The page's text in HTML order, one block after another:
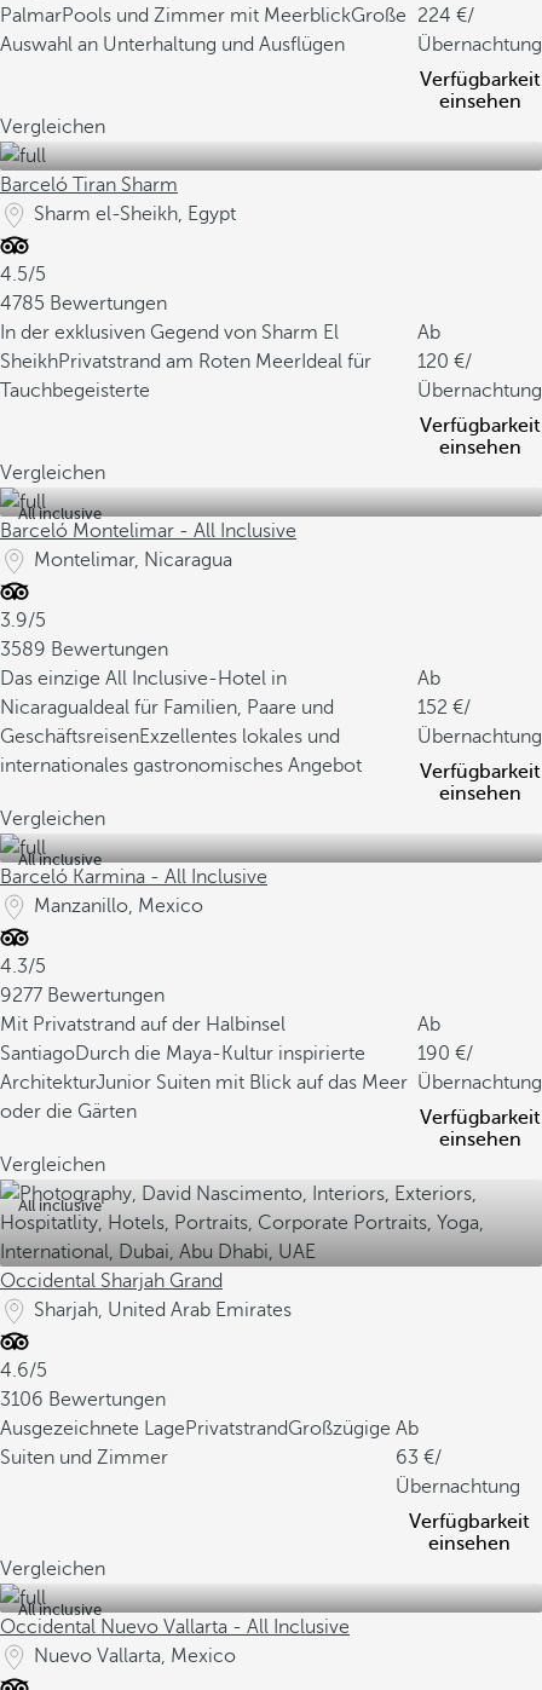
PalmarPools und Zimmer mit MeerblickGroße
Auswahl an Unterhaltung und Ausflügen
224
/
Übernachtung
Verfügbarkeit
einsehen
Vergleichen
Barceló Tiran Sharm
Sharm el-Sheikh, Egypt
4.5/5
4785 Bewertungen
In der exklusiven Gegend von Sharm El
SheikhPrivatstrand am Roten Meer Ideal für
Tauchbegeisterte
Ab
120
/
Übernachtung
Verfügbarkeit
einsehen
Vergleichen
All inclusive
Barceló Montelimar - All Inclusive
Montelimar, Nicaragua
3.9/5
3589 Bewertungen
Das einzige All Inclusive-Hotel in
Nicaragua Ideal für Familien, Paare und
GeschäftsreisenExzellentes lokales und
internationales gastronomisches Angebot
Ab
152
/
Übernachtung
Verfügbarkeit
einsehen
Vergleichen
All inclusive
Barceló Karmina - All Inclusive
Manzanillo, Mexico
4.3/5
9277 Bewertungen
Mit Privatstrand auf der Halbinsel
SantiagoDurch die Maya-Kultur inspirierte
ArchitekturJunior Suiten mit Blick auf das Meer
oder die Gärten
Ab
190
/
Übernachtung
Verfügbarkeit
einsehen
Vergleichen
All inclusive
Occidental Sharjah Grand
Sharjah, United Arab Emirates
4.6/5
3106 Bewertungen
Ausgezeichnete LagePrivatstrandGroßzügige
Suiten und Zimmer
Ab
63
/
Übernachtung
Verfügbarkeit
einsehen
Vergleichen
All inclusive
Occidental Nuevo Vallarta - All Inclusive
Nuevo Vallarta, Mexico